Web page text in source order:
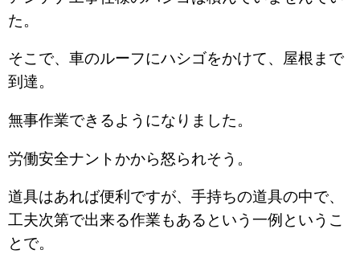
た。
そこで、車のルーフにハシゴをかけて、屋根まで
到達。
無事作業できるようになりました。
労働安全ナントかから怒られそう。
道具はあれば便利ですが、手持ちの道具の中で、
工夫次第で出来る作業もあるという一例というこ
とで。